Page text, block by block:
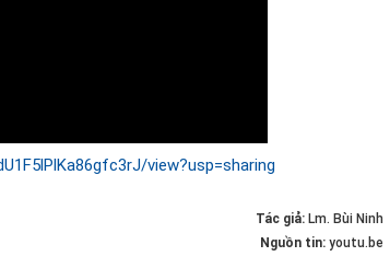
view?usp=sharing
Tác giả: Lm. Bùi Ninh
Nguồn tin: youtu.be